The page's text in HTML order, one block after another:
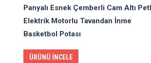
Panyalı Esnek Çemberli Cam Altı
Elektrik Motorlu Tavandan İnme
Basketbol Potası
ÜRÜNÜ İNCELE